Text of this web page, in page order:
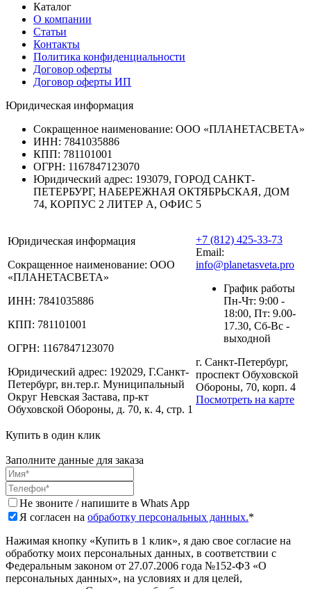
Каталог
О компании
Статьи
Контакты
Политика конфиденциальности
Договор оферты
Договор оферты ИП
Юридическая информация
Сокращенное наименование: ООО «ПЛАНЕТАСВЕТА»
ИНН: 7841035886
КПП: 781101001
ОГРН: 1167847123070
Юридический адрес: 193079, ГОРОД САНКТ-
ПЕТЕРБУРГ, НАБЕРЕЖНАЯ ОКТЯБРЬСКАЯ, ДОМ
74, КОРПУС 2 ЛИТЕР А, ОФИС 5
Юридическая информация
Сокращенное наименование: ООО
«ПЛАНЕТАСВЕТА»
ИНН: 7841035886
КПП: 781101001
ОГРН: 1167847123070
Юридический адрес: 192029, Г.Санкт-
Петербург, вн.тер.г. Муниципальный
Округ Невская Застава, пр-кт
Обуховской Обороны, д. 70, к. 4, стр. 1
+7 (812) 425-33-73
Email:
info@planetasveta.pro
График работы
Пн-Чт: 9:00 -
18:00, Пт: 9.00-
17.30, Сб-Вс -
выходной
г. Санкт-Петербург,
проспект Обуховской
Обороны, 70, корп. 4
Посмотреть на карте
Купить в один клик
Заполните данные для заказа
Не звоните / напишите в Whats App
Я согласен на обработку персональных данных.*
Нажимая кнопку «Купить в 1 клик», я даю свое согласие на
обработку моих персональных данных, в соответствии с
Федеральным законом от 27.07.2006 года №152-ФЗ «О
персональных данных», на условиях и для целей,